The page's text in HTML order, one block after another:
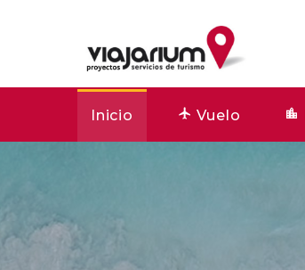
Inicio Vuelo